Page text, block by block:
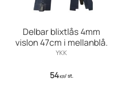
Delbar blixtlås 4mm
vislon 47cm i mellanblå.
YKK
54KR/st.